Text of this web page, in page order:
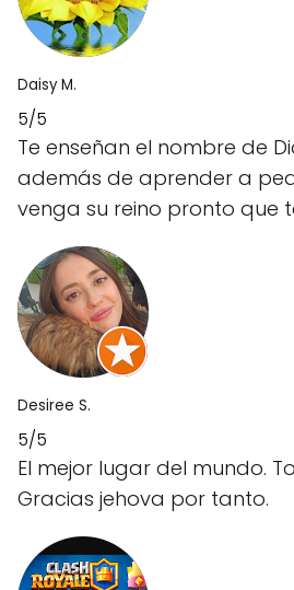
Daisy M.
5/5
Te enseñan el nombre de
además de aprender a
venga su reino pronto que
Desiree S.
5/5
El mejor lugar del mundo.
Gracias jehova por tanto.